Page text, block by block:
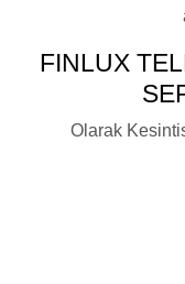
FINLUX
Olarak